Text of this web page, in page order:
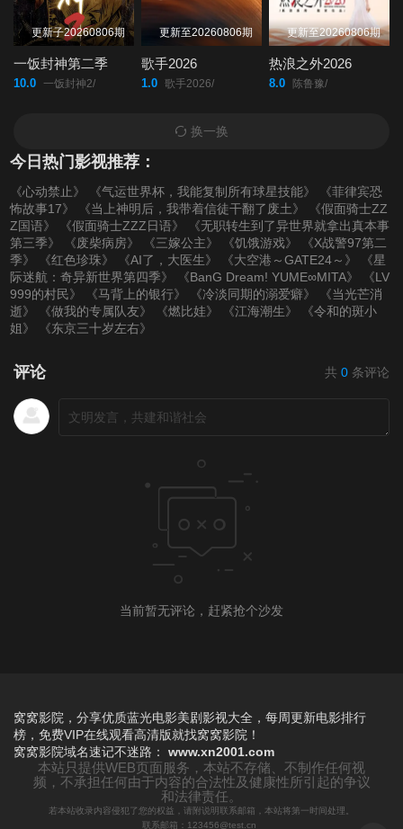
更新子20260806期
一饭封神第二季
10.0 一饭封神2/
更新至20260806期
歌手2026
1.0 歌手2026/
更新至20260806期
热浪之外2026
8.0 陈鲁豫/
换一换
今日热门影视推荐：
《心动禁止》 《气运世界杯，我能复制所有球星技能》
《菲律宾恐
怖故事17》
《当上神明后，我带着信徒干翻了废土》
《假面骑士ZZ
Z国语》
《假面骑士ZZZ日语》
《无职转生到了异世界就拿出真本事
第三季》
《废柴病房》 《三嫁公主》 《饥饿游戏》
《X战警97第二
季》
《红色珍珠》 《AI了，大医生》 《大空港～GATE24～》
《星
际迷航：奇异新世界第四季》
《BanG Dream! YUME∞MITA》
《LV
999的村民》
《马背上的银行》 《冷淡同期的溺爱癖》
《当光芒消
逝》
《做我的专属队友》 《燃比娃》 《江海潮生》
《令和的斑小
姐》
《东京三十岁左右》
评论 共 0 条评论
当前暂无评论，赶紧抢个沙发
窝窝影院，分享优质蓝光电影美剧影视大全，每周更新电影排行
榜，免费VIP在线观看高清版就找窝窝影院！
窝窝影院域名速记不迷路： www.xn2001.com
本站只提供WEB页面服务，本站不存储、不制作任何视
频，不承担任何由于内容的合法性及健康性所引起的争议
和法律责任。
若本站收录内容侵犯了您的权益，请附说明联系邮箱，本站将第一时间处理。
联系邮箱：123456@test.cn